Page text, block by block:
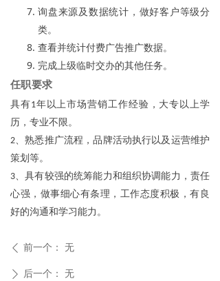
ꄲ 后一个： 无
ꄴ 前一个： 无
询盘来源及数据统计，做好客户等级分
类。
查看并统计付费广告推广数据。
完成上级临时交办的其他任务。
任职要求
具有1年以上市场营销工作经验，大专以上学
历，专业不限。
2、熟悉推广流程，品牌活动执行以及运营维护
策划等。
3、具有较强的统筹能力和组织协调能力，责任
心强，做事细心有条理，工作态度积极，有良
好的沟通和学习能力。